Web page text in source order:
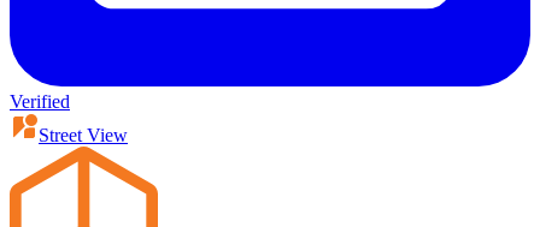
Verified
Street View